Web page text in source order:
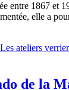
entre 1867 et
elle a
Les ateliers
de la